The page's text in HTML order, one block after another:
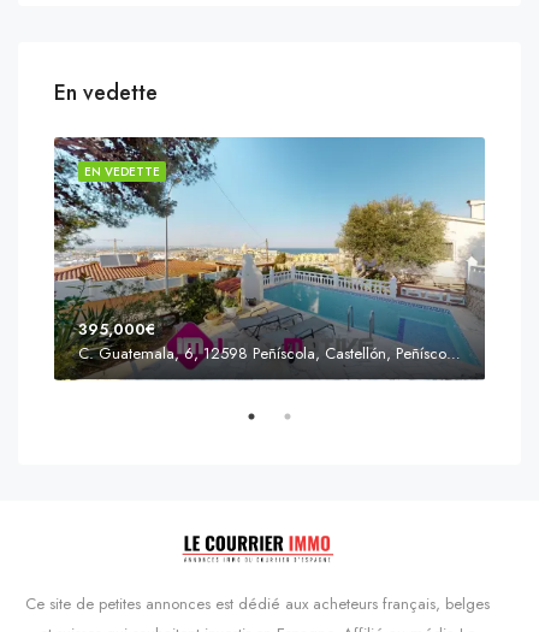
En vedette
EN VEDETTE
395,000€
C. Guatemala, 6, 12598 Peñíscola, Castellón, Peñíscola, Communauté valencienne
Ce site de petites annonces est dédié aux acheteurs français, belges